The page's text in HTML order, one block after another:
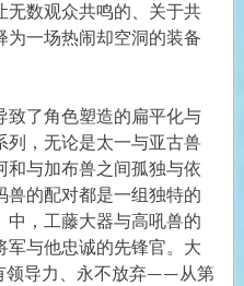
无数观众共鸣的、关于共
为一场热闹却空洞的装备
致了角色塑造的扁平化与
列，无论是太一与亚古兽
和与加布兽之间孤独与依
兽的配对都是一组独特的
中，工藤大器与高吼兽的
军与他忠诚的先锋官。大
导力、永不放弃——从第